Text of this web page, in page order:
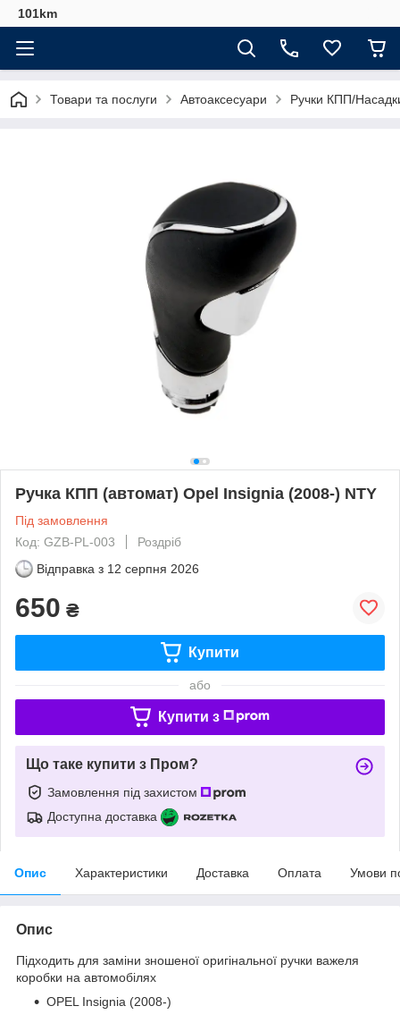
101km
Товари та послуги Автоаксесуари Ручки КПП/
Ручка КПП (автомат) Opel Insignia (2008-) NTY
Під замовлення
Код: GZB-PL-003
Роздріб
Відправка з 12 серпня 2026
650 ₴
Купити
або
Купити з
Що таке купити з Пром?
Замовлення під захистом
Доступна доставка
Опис Характеристики Доставка Оплата Умови
Опис
Підходить для заміни зношеної оригінальної ручки важеля
коробки на автомобілях
OPEL Insignia (2008-)